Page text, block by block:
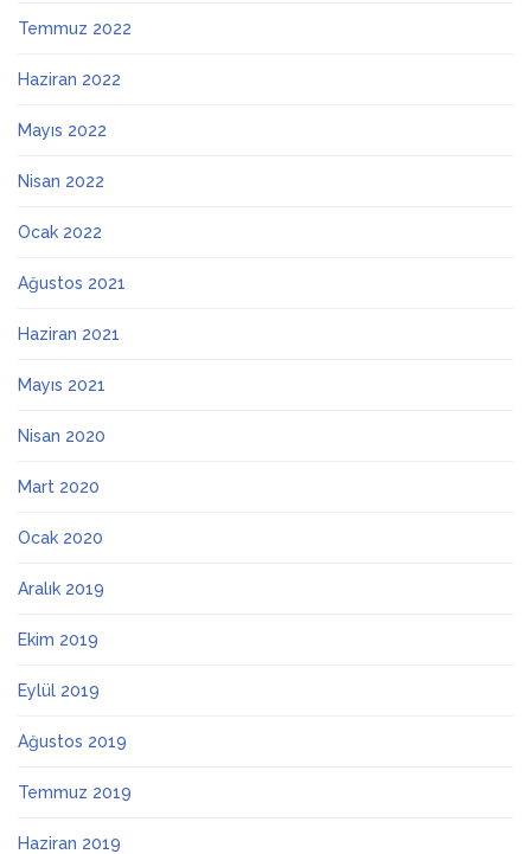
Temmuz 2022
Haziran 2022
Mayıs 2022
Nisan 2022
Ocak 2022
Ağustos 2021
Haziran 2021
Mayıs 2021
Nisan 2020
Mart 2020
Ocak 2020
Aralık 2019
Ekim 2019
Eylül 2019
Ağustos 2019
Temmuz 2019
Haziran 2019